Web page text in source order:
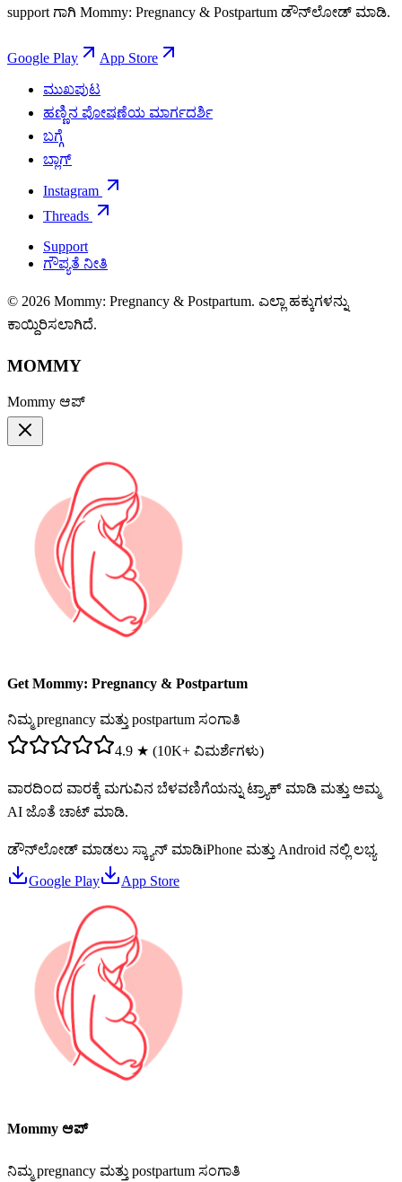
support ಗಾಗಿ Mommy: Pregnancy & Postpartum ಡೌನ್‌ಲೋಡ್ ಮಾಡಿ.
Google Play App Store
ಮುಖಪುಟ
ಹಣ್ಣಿನ ಪೋಷಣೆಯ ಮಾರ್ಗದರ್ಶಿ
ಬಗ್ಗೆ
ಬ್ಲಾಗ್
Instagram
Threads
Support
ಗೌಪ್ಯತೆ ನೀತಿ
© 2026 Mommy: Pregnancy & Postpartum. ಎಲ್ಲಾ ಹಕ್ಕುಗಳನ್ನು
ಕಾಯ್ದಿರಿಸಲಾಗಿದೆ.
MOMMY
Mommy ಆಪ್
Get Mommy: Pregnancy & Postpartum
ನಿಮ್ಮ pregnancy ಮತ್ತು postpartum ಸಂಗಾತಿ
4.9 ★ (10K+ ವಿಮರ್ಶೆಗಳು)
ವಾರದಿಂದ ವಾರಕ್ಕೆ ಮಗುವಿನ ಬೆಳವಣಿಗೆಯನ್ನು ಟ್ರ್ಯಾಕ್ ಮಾಡಿ ಮತ್ತು ಅಮ್ಮ
AI ಜೊತೆ ಚಾಟ್ ಮಾಡಿ.
ಡೌನ್‌ಲೋಡ್ ಮಾಡಲು ಸ್ಕ್ಯಾನ್ ಮಾಡಿiPhone ಮತ್ತು Android ನಲ್ಲಿ ಲಭ್ಯ
Google Play App Store
Mommy ಆಪ್
ನಿಮ್ಮ pregnancy ಮತ್ತು postpartum ಸಂಗಾತಿ